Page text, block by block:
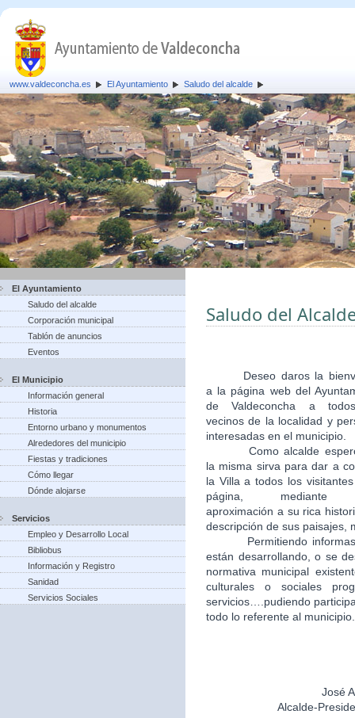
www.valdeconcha.es El Ayuntamiento Saludo del alcalde
El Ayuntamiento
Saludo del alcalde
Corporación municipal
Tablón de anuncios
Eventos
El Municipio
Información general
Historia
Entorno urbano y monumentos
Alrededores del municipio
Fiestas y tradiciones
Cómo llegar
Dónde alojarse
Servicios
Empleo y Desarrollo Local
Bibliobus
Información y Registro
Sanidad
Servicios Sociales
Saludo del
Deseo daros la
a la página web del
de Valdeconcha a
vecinos de la localidad y
interesadas en el municipio.
Como alcalde
la misma sirva para dar a
la Villa a todos los
página, mediante
aproximación a su rica
descripción de sus paisajes,
Permitiendo
están desarrollando, o se
normativa municipal
culturales o sociales
servicios….pudiendo
todo lo referente al municipio.
José
Alcalde-